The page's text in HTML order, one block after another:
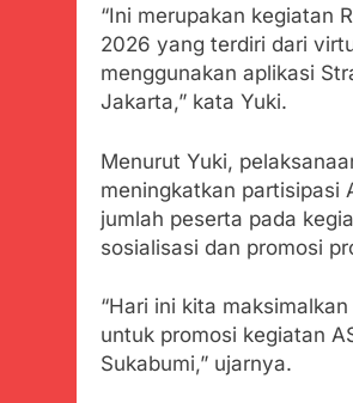
“Ini merupakan kegiatan
2026 yang terdiri dari
menggunakan aplikasi
Jakarta,” kata Yuki.
Menurut Yuki,
meningkatkan partisipasi
jumlah peserta pada
sosialisasi dan promosi
“Hari ini kita
untuk promosi kegiatan
Sukabumi,” ujarnya.